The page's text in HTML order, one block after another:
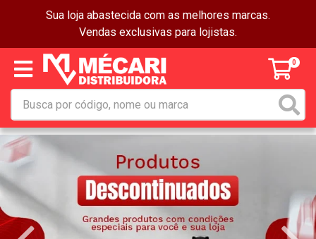
Sua loja abastecida com as melhores marcas.
Vendas exclusivas para lojistas.
0